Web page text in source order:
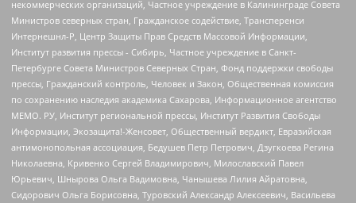
некоммерческих организаций, Частное учреждение в Калининграде Совета
Министров северных стран, Гражданское содействие, Трансперенси
Интернешнл-Р, Центр Защиты Прав Средств Массовой Информации,
Институт развития прессы - Сибирь, Частное учреждение в Санкт-
Петербурге Совета Министров Северных Стран, Фонд поддержки свободы
прессы, Гражданский контроль, Человек и Закон, Общественная комиссия
по сохранению наследия академика Сахарова, Информационное агентство
МЕМО. РУ, Институт региональной прессы, Институт Развития Свободы
Информации, Экозащита!-Женсовет, Общественный вердикт, Евразийская
антимонопольная ассоциация, Бедушев Петр Петрович, Дзугкоева Регина
Николаевна, Кривенко Сергей Владимирович, Милославский Павел
Юрьевич, Шнырова Ольга Вадимовна, Чанышева Лилия Айратовна,
Сидорович Ольга Борисовна, Туровский Александр Алексеевич, Васильева